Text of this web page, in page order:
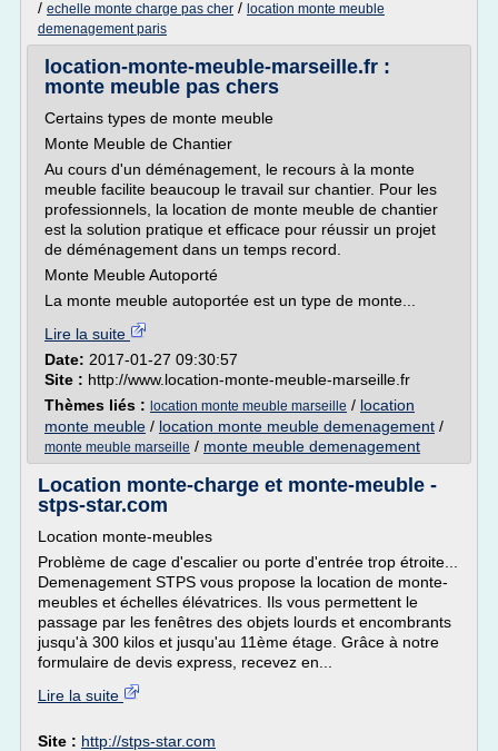
/ echelle monte charge pas cher / location monte meuble
demenagement paris
location-monte-meuble-marseille.fr :
monte meuble pas chers
Certains types de monte meuble
Monte Meuble de Chantier
Au cours d'un déménagement, le recours à la monte
meuble facilite beaucoup le travail sur chantier. Pour les
professionnels, la location de monte meuble de chantier
est la solution pratique et efficace pour réussir un projet
de déménagement dans un temps record.
Monte Meuble Autoporté
La monte meuble autoportée est un type de monte...
Lire la suite
Date: 2017-01-27 09:30:57
Site : http://www.location-monte-meuble-marseille.fr
Thèmes liés : location monte meuble marseille / location
monte meuble / location monte meuble demenagement /
monte meuble marseille / monte meuble demenagement
Location monte-charge et monte-meuble -
stps-star.com
Location monte-meubles
Problème de cage d'escalier ou porte d'entrée trop étroite...
Demenagement STPS vous propose la location de monte-
meubles et échelles élévatrices. Ils vous permettent le
passage par les fenêtres des objets lourds et encombrants
jusqu'à 300 kilos et jusqu'au 11ème étage. Grâce à notre
formulaire de devis express, recevez en...
Lire la suite
Site : http://stps-star.com